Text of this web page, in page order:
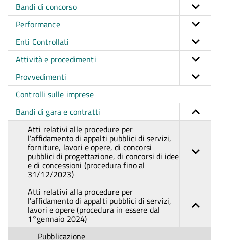
Bandi di concorso
Performance
Enti Controllati
Attività e procedimenti
Provvedimenti
Controlli sulle imprese
Bandi di gara e contratti
Atti relativi alle procedure per
l’affidamento di appalti pubblici di servizi,
forniture, lavori e opere, di concorsi
pubblici di progettazione, di concorsi di idee
e di concessioni (procedura fino al
31/12/2023)
Atti relativi alla procedure per
l'affidamento di appalti pubblici di servizi,
lavori e opere (procedura in essere dal
1°gennaio 2024)
Pubblicazione